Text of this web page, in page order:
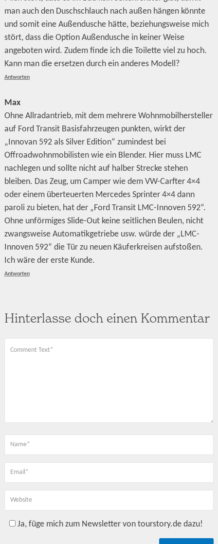
man auch den Duschschlauch nach außen hängen könnte
und somit eine Außendusche hätte, beziehungsweise mich
stört, dass die Option Außendusche in keiner Weise
angeboten wird. Zudem finde ich die Toilette viel zu hoch.
Kann man die ersetzen durch ein anderes Modell?
Antworten
Max
Ohne Allradantrieb, mit dem mehrere Wohnmobilhersteller
auf Ford Transit Basisfahrzeugen punkten, wirkt der
„Innovan 592 als Silver Edition“ zumindest bei
Offroadwohnmobilisten wie ein Blender. Hier muss LMC
nachlegen und sollte nicht auf halber Strecke stehen
bleiben. Das Zeug, um Camper wie dem VW-Carfter 4×4
oder einem überteuerten Mercedes Sprinter 4×4 dann
paroli zu bieten, hat der „Ford Transit LMC-Innoven 592“.
Ohne unförmiges Slide-Out keine seitlichen Beulen, nicht
zwangsweise Automatikgetriebe usw. würde der „LMC-
Innoven 592“ die Tür zu neuen Käuferkreisen aufstoßen.
Ich wäre der erste Kunde.
Antworten
Hinterlasse doch einen Kommentar
Ja, füge mich zum Newsletter von tourstory.de dazu!